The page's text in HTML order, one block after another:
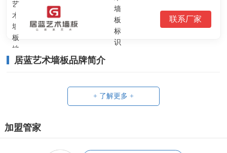
联系厂家
居蓝艺术墙板品牌简介
+ 了解更多 +
加盟管家